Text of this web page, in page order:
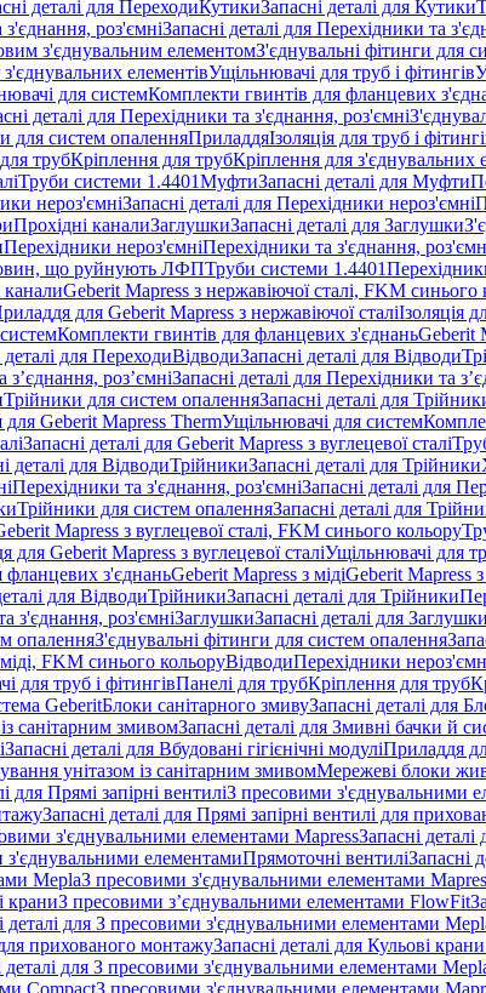
деталі для ПереходиКутикиЗапасні деталі для Кутики
роз'ємніЗапасні деталі для Перехідники та
з'єднувальним елементомЗ'єднувальні фітинги для
з'єднувальних елементівУщільнювачі для труб і фітингів
для системКомплекти гвинтів для фланцевих
деталі для Перехідники та з'єднання, роз'ємні
для систем опаленняПриладдяІзоляція для труб і
трубКріплення для трубКріплення для з'єднувальних
Труби системи 1.4401МуфтиЗапасні деталі для Муфти
нероз'ємніЗапасні деталі для Перехідники нероз'ємні
Прохідні каналиЗаглушкиЗапасні деталі для Заглушки
Перехідники нероз'ємніПерехідники та з'єднання,
що руйнують ЛФПТруби системи 1.4401
каналиGeberit Mapress з нержавіючої сталі, FKM синього
для Geberit Mapress з нержавіючої сталіІзоляція
Комплекти гвинтів для фланцевих з'єднаньGeberit
деталі для ПереходиВідводиЗапасні деталі для Відводи
роз’ємніЗапасні деталі для Перехідники та
Трійники для систем опаленняЗапасні деталі для
Geberit Mapress ThermУщільнювачі для систем
Запасні деталі для Geberit Mapress з вуглецевої сталі
деталі для ВідводиТрійникиЗапасні деталі для Трійники
Перехідники та з'єднання, роз'ємніЗапасні деталі для
Трійники для систем опаленняЗапасні деталі для
Mapress з вуглецевої сталі, FKM синього кольору
для Geberit Mapress з вуглецевої сталіУщільнювачі для
фланцевих з'єднаньGeberit Mapress з мідіGeberit Mapress з
для ВідводиТрійникиЗапасні деталі для Трійники
з'єднання, роз'ємніЗаглушкиЗапасні деталі для Заглушки
опаленняЗ'єднувальні фітинги для систем опалення
FKM синього кольоруВідводиПерехідники
для труб і фітингівПанелі для трубКріплення для труб
GeberitБлоки санітарного змивуЗапасні деталі для
санітарним змивомЗапасні деталі для Змивні бачки й
Запасні деталі для Вбудовані гігієнічні модуліПриладдя
унітазом із санітарним змивомМережеві блоки
для Прямі запірні вентиліЗ пресовими з'єднувальними
Запасні деталі для Прямі запірні вентилі для
з'єднувальними елементами MapressЗапасні
з'єднувальними елементамиПрямоточні вентиліЗапасні
MeplaЗ пресовими з'єднувальними елементами
краниЗ пресовими з’єднувальними елементами FlowFit
деталі для З пресовими з'єднувальними елементами
прихованого монтажуЗапасні деталі для Кульові
деталі для З пресовими з'єднувальними елементами
CompactЗ пресовими з'єднувальними елементами